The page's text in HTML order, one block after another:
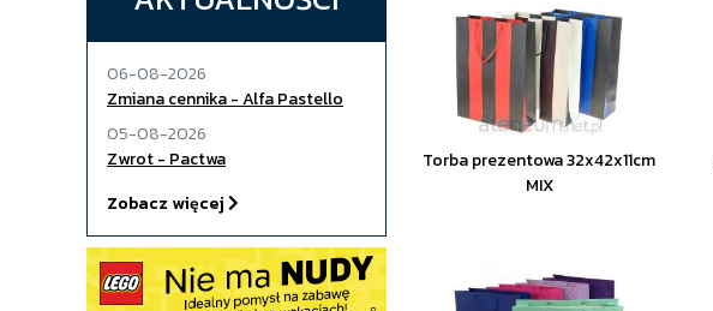
06-08-2026
Zmiana cennika - Alfa Pastello
05-08-2026
Zwrot - Pactwa
Zobacz więcej
Torba prezentowa 32x42x11cm
MIX